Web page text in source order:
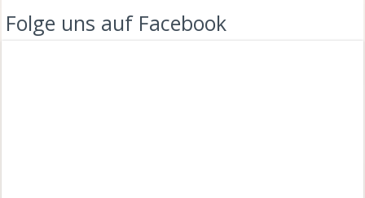
Folge uns auf Facebook